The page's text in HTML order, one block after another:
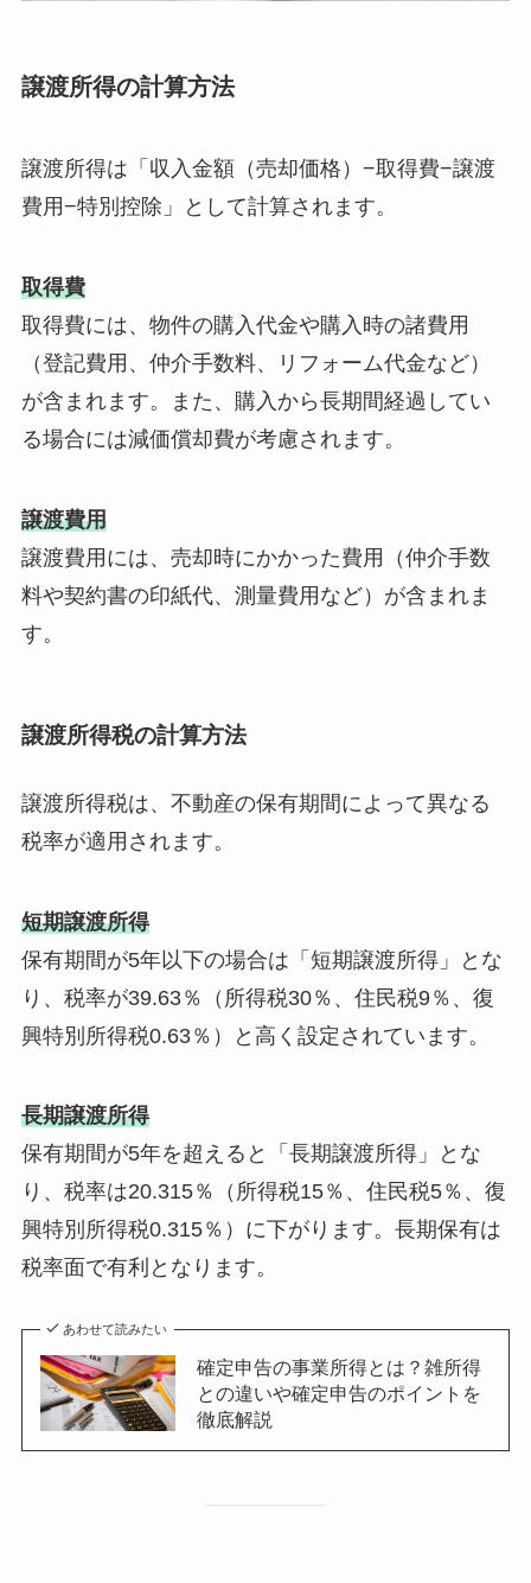
譲渡所得の計算方法
譲渡所得は「収入金額（売却価格）−取得費−譲渡
費用−特別控除」として計算されます。
取得費
取得費には、物件の購入代金や購入時の諸費用
（登記費用、仲介手数料、リフォーム代金など）
が含まれます。また、購入から長期間経過してい
る場合には減価償却費が考慮されます。
譲渡費用
譲渡費用には、売却時にかかった費用（仲介手数
料や契約書の印紙代、測量費用など）が含まれま
す。
譲渡所得税の計算方法
譲渡所得税は、不動産の保有期間によって異なる
税率が適用されます。
短期譲渡所得
保有期間が5年以下の場合は「短期譲渡所得」とな
り、税率が39.63％（所得税30％、住民税9％、復
興特別所得税0.63％）と高く設定されています。
長期譲渡所得
保有期間が5年を超えると「長期譲渡所得」とな
り、税率は20.315％（所得税15％、住民税5％、復
興特別所得税0.315％）に下がります。長期保有は
税率面で有利となります。
あわせて読みたい
確定申告の事業所得とは？雑所得
との違いや確定申告のポイントを
徹底解説